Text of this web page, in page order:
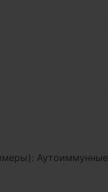
Аутоиммунные